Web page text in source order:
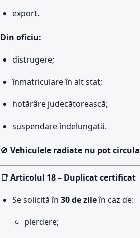
export.
Din oficiu:
distrugere;
înmatriculare în alt stat;
hotărâre judecătorească;
suspendare îndelungată.
🚫 Vehiculele radiate nu pot circula
📑 Articolul 18 – Duplicat certificat
Se solicită în 30 de zileîn caz de:
pierdere;